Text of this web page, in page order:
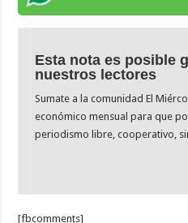
Esta nota es posible
nuestros lectores
Sumate a la comunidad El
económico mensual para que
periodismo libre, cooperativo,
[fbcomments]